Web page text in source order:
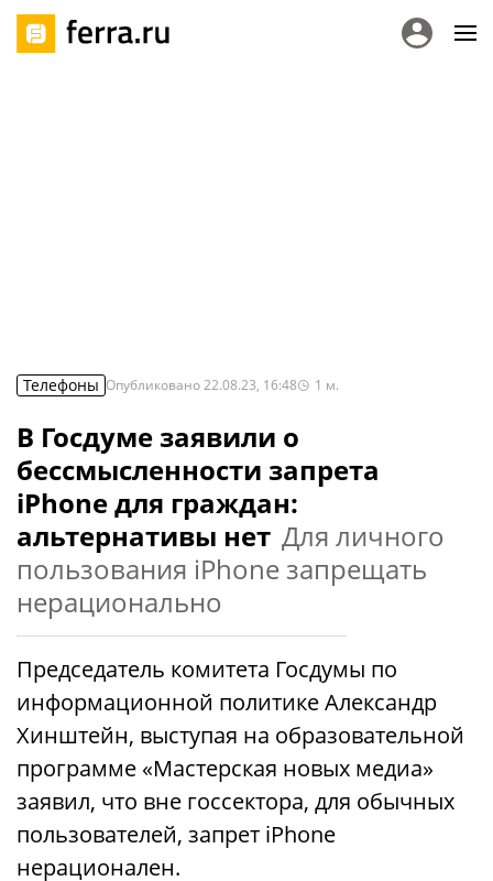
Телефоны Опубликовано22.08.23, 16:48 1 м.
В Госдуме заявили о
бессмысленности запрета
iPhone для граждан:
альтернативы нет Для личного
пользования iPhone запрещать
нерационально
Председатель комитета Госдумы по
информационной политике Александр
Хинштейн, выступая на образовательной
программе «Мастерская новых медиа»
заявил, что вне госсектора, для обычных
пользователей, запрет iPhone
нерационален.